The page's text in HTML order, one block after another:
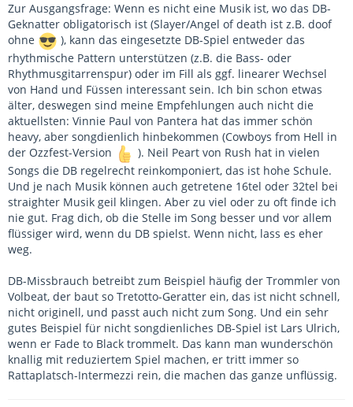
Zur Ausgangsfrage: Wenn es nicht eine Musik ist, wo das DB-
Geknatter obligatorisch ist (Slayer/Angel of death ist z.B. doof
ohne
), kann das eingesetzte DB-Spiel entweder das
rhythmische Pattern unterstützen (z.B. die Bass- oder
Rhythmusgitarrenspur) oder im Fill als ggf. linearer Wechsel
von Hand und Füssen interessant sein. Ich bin schon etwas
älter, deswegen sind meine Empfehlungen auch nicht die
aktuellsten: Vinnie Paul von Pantera hat das immer schön
heavy, aber songdienlich hinbekommen (Cowboys from Hell in
der Ozzfest-Version
). Neil Peart von Rush hat in vielen
Songs die DB regelrecht reinkomponiert, das ist hohe Schule.
Und je nach Musik können auch getretene 16tel oder 32tel bei
straighter Musik geil klingen. Aber zu viel oder zu oft finde ich
nie gut. Frag dich, ob die Stelle im Song besser und vor allem
flüssiger wird, wenn du DB spielst. Wenn nicht, lass es eher
weg.
DB-Missbrauch betreibt zum Beispiel häufig der Trommler von
Volbeat, der baut so Tretotto-Geratter ein, das ist nicht schnell,
nicht originell, und passt auch nicht zum Song. Und ein sehr
gutes Beispiel für nicht songdienliches DB-Spiel ist Lars Ulrich,
wenn er Fade to Black trommelt. Das kann man wunderschön
knallig mit reduziertem Spiel machen, er tritt immer so
Rattaplatsch-Intermezzi rein, die machen das ganze unflüssig.